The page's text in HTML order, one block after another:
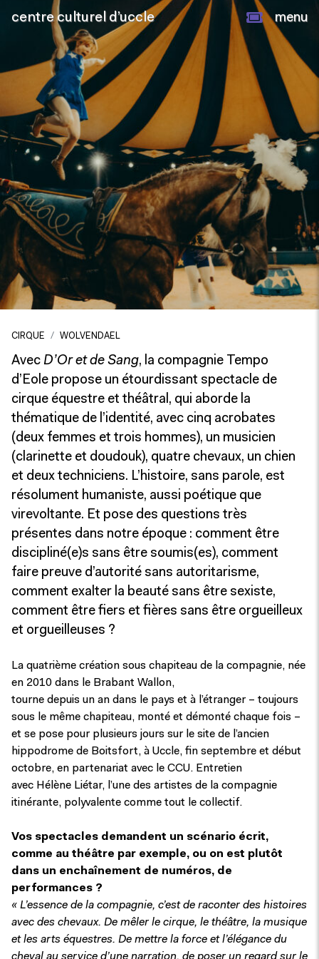
centre culturel d’uccle menu
CIRQUE WOLVENDAEL
Avec D’Or et de Sang, la compagnie Tempo
d’Eole propose un étourdissant spectacle de
cirque équestre et théâtral, qui aborde la
thématique de l’identité, avec cinq acrobates
(deux femmes et trois hommes), un musicien
(clarinette et doudouk), quatre chevaux, un chien
et deux techniciens. L’histoire, sans parole, est
résolument humaniste, aussi poétique que
virevoltante. Et pose des questions très
présentes dans notre époque : comment être
discipliné(e)s sans être soumis(es), comment
faire preuve d’autorité sans autoritarisme,
comment exalter la beauté sans être sexiste,
comment être fiers et fières sans être orgueilleux
et orgueilleuses ?
La quatrième création sous chapiteau de la compagnie, née
en 2010 dans le Brabant Wallon,
tourne depuis un an dans le pays et à l’étranger – toujours
sous le même chapiteau, monté et démonté chaque fois –
et se pose pour plusieurs jours sur le site de l’ancien
hippodrome de Boitsfort, à Uccle, fin septembre et début
octobre, en partenariat avec le CCU. Entretien
avec Hélène Liétar, l’une des artistes de la compagnie
itinérante, polyvalente comme tout le collectif.
Vos spectacles demandent un scénario écrit,
comme au théâtre par exemple, ou on est plutôt
dans un enchaînement de numéros, de
performances ?
« L’essence de la compagnie, c’est de raconter des histoires
avec des chevaux. De mêler le cirque, le théâtre, la musique
et les arts équestres. De mettre la force et l’élégance du